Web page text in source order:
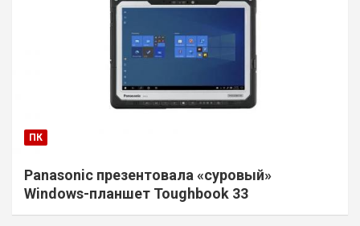
ПК
Panasonic презентовала «суровый»
Windows-планшет Toughbook 33